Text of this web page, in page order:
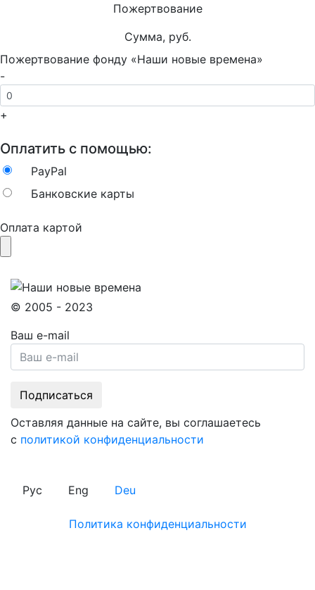
Пожертвование
Сумма, руб.
Пожертвование фонду «Наши новые времена»
-
+
Оплатить с помощью:
PayPal
Банковские карты
Оплата картой
© 2005 - 2023
Ваш e-mail
Оставляя данные на сайте, вы соглашаетесь
с политикой конфиденциальности
Рус Eng Deu
Политика конфиденциальности